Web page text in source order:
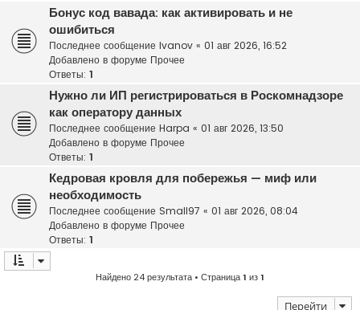
Бонус код вавада: как активировать и не
ошибиться
Последнее сообщение Ivanov « 01 авг 2026, 16:52
Добавлено в форуме Прочее
Ответы: 1
Нужно ли ИП регистрироваться в Роскомнадзоре
как оператору данных
Последнее сообщение Harpa « 01 авг 2026, 13:50
Добавлено в форуме Прочее
Ответы: 1
Кедровая кровля для побережья — миф или
необходимость
Последнее сообщение Small97 « 01 авг 2026, 08:04
Добавлено в форуме Прочее
Ответы: 1
Найдено 24 результата • Страница1 из1
Перейти